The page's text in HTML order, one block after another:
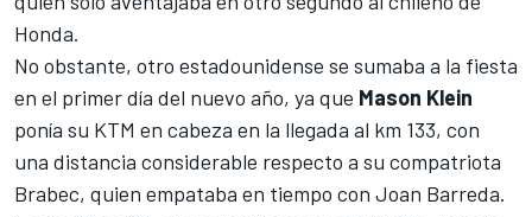
Honda.
No obstante, otro estadounidense se sumaba a la fiesta
en el primer día del nuevo año, ya que Mason Klein
ponía su KTM en cabeza en la llegada al km 133, con
una distancia considerable respecto a su compatriota
Brabec, quien empataba en tiempo con Joan Barreda.